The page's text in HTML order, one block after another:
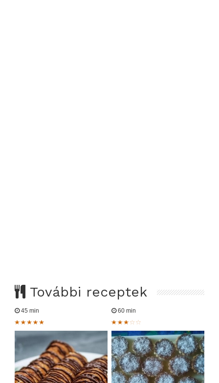
További receptek
45 min 60 min